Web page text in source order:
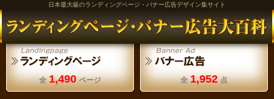
日本最大級のランディングページ・バナー広告デザイン集サイト
全 1,490 ページ 全 1,952 点